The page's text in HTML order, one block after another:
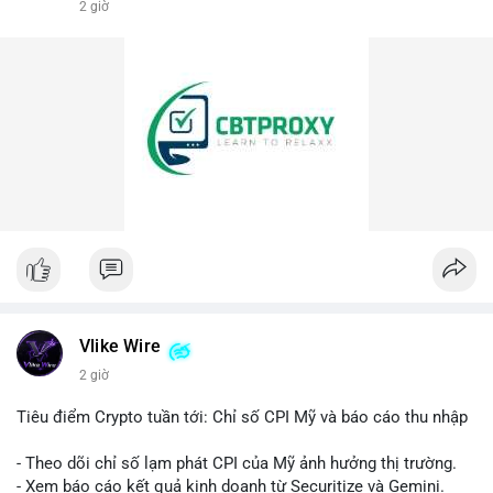
#vilanhtichluy
2 giờ
Vlike Wire
2 giờ
Tiêu điểm Crypto tuần tới: Chỉ số CPI Mỹ và báo cáo thu nhập
- Theo dõi chỉ số lạm phát CPI của Mỹ ảnh hưởng thị trường.
- Xem báo cáo kết quả kinh doanh từ Securitize và Gemini.